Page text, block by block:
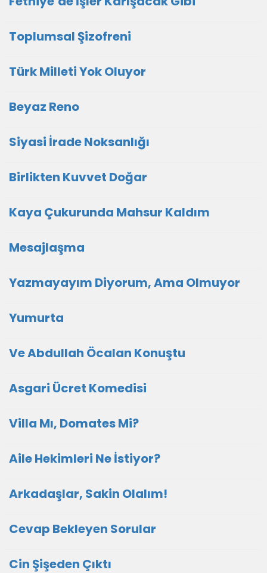
Toplumsal Şizofreni
Türk Milleti Yok Oluyor
Beyaz Reno
Siyasi İrade Noksanlığı
Birlikten Kuvvet Doğar
Kaya Çukurunda Mahsur Kaldım
Mesajlaşma
Yazmayayım Diyorum, Ama Olmuyor
Yumurta
Ve Abdullah Öcalan Konuştu
Asgari Ücret Komedisi
Villa Mı, Domates Mi?
Aile Hekimleri Ne İstiyor?
Arkadaşlar, Sakin Olalım!
Cevap Bekleyen Sorular
Cin Şişeden Çıktı